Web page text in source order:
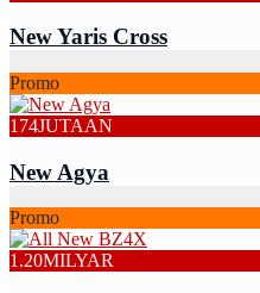
New Yaris Cross
Promo
174JUTAAN
New Agya
Promo
1.20MILYAR